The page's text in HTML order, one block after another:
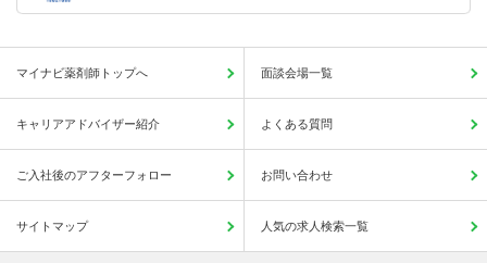
マイナビ薬剤師トップへ 面談会場一覧
キャリアアドバイザー紹介 よくある質問
ご入社後のアフターフォロー お問い合わせ
サイトマップ 人気の求人検索一覧